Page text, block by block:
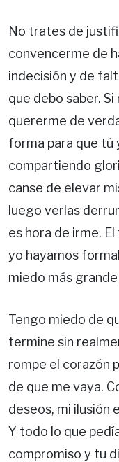
No trates de
convencerme de
indecisión y de
que debo saber.
quererme de
forma para que tú
compartiendo
canse de elevar
luego verlas
es hora de irme.
yo hayamos
miedo más
Tengo miedo de
termine sin
rompe el corazón
de que me vaya.
deseos, mi ilusión
Y todo lo que
compromiso y tu